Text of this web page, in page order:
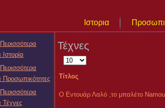
Ιστορια
Προσωπικότητες
Τέχνες
Τέχνες
Εμφάνιση
Τίτλος
Ο Εντουάρ Λαλό ,το μπαλέτο